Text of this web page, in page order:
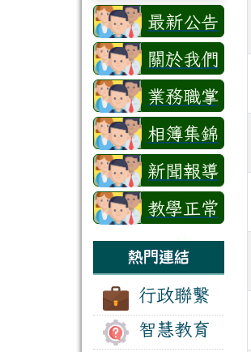
最新公告
關於我們
業務職掌
相簿集錦
新聞報導
教學正常
化
熱門連結
行政聯繫
智慧教育